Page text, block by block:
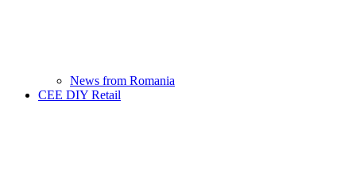
News from Romania
CEE DIY Retail